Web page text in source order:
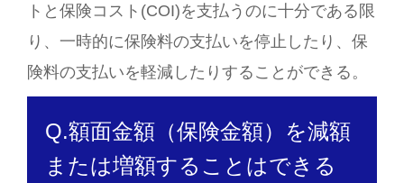
トと保険コスト(COI)を支払うのに十分である限
り、一時的に保険料の支払いを停止したり、保
険料の支払いを軽減したりすることができる。
Q.額面金額（保険金額）を減額
または増額することはできる